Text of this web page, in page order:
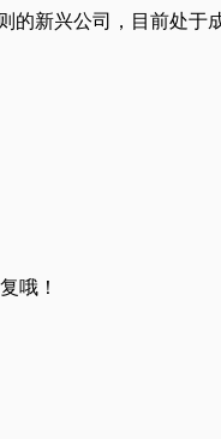
的新兴公司，目前处于
哦！